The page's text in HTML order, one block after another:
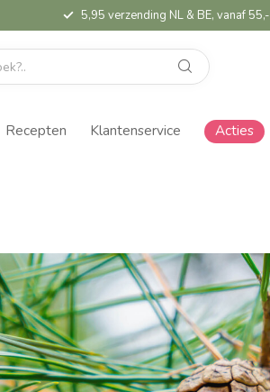
5,95 verzending NL & BE, vanaf 55,-
Recepten Klantenservice Acties